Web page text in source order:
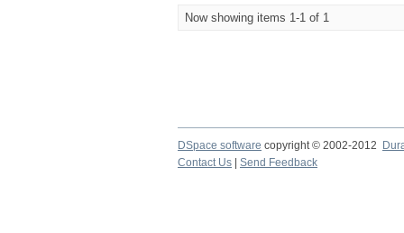
Now showing items 1-1 of 1
DSpace software copyright © 2002-2012
Contact Us
Send Feedback